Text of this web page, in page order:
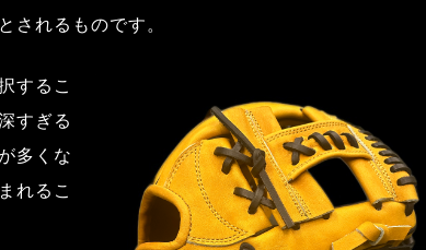
されるものです。
するこ
すぎる
多くな
れるこ